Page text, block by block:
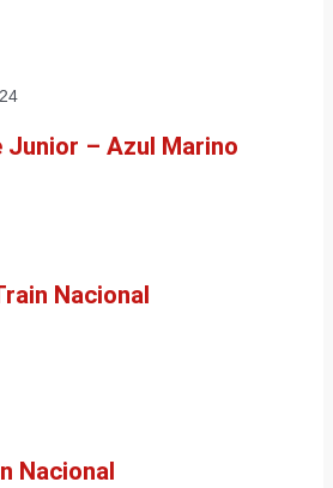
– Azul Marino
Nacional
Nacional